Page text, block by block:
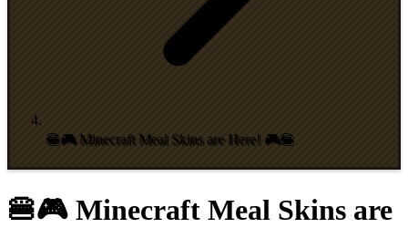
🍔🎮 Minecraft Meal Skins are Here! 🎮🍔
🍔🎮 Minecraft Meal Skins are